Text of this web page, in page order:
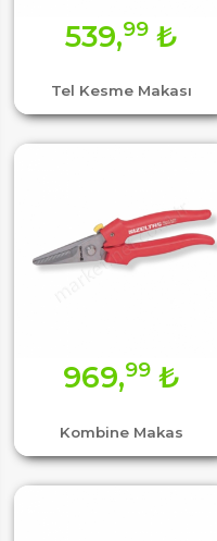
Tel Kesme Makası
539,99 ₺
Kombine Makas
969,99 ₺